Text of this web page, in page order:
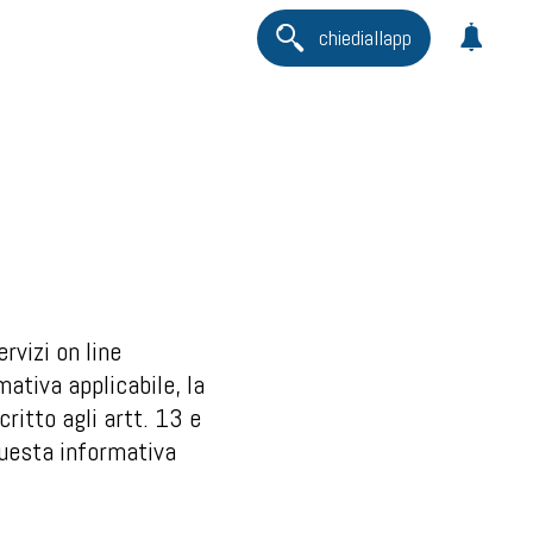
chiediallapp
on line
applicabile, la
agli artt. 13 e
informativa